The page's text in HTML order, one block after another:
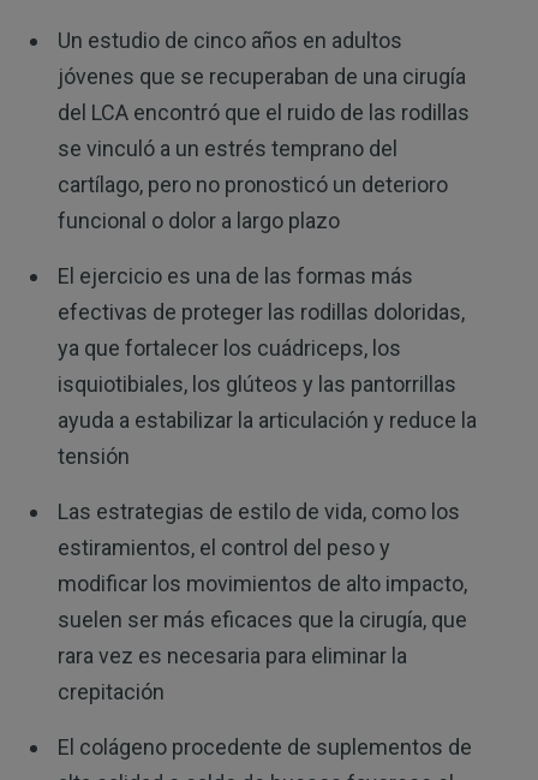
Un estudio de cinco años en adultos
jóvenes que se recuperaban de una cirugía
del LCA encontró que el ruido de las rodillas
se vinculó a un estrés temprano del
cartílago, pero no pronosticó un deterioro
funcional o dolor a largo plazo
El ejercicio es una de las formas más
efectivas de proteger las rodillas doloridas,
ya que fortalecer los cuádriceps, los
isquiotibiales, los glúteos y las pantorrillas
ayuda a estabilizar la articulación y reduce la
tensión
Las estrategias de estilo de vida, como los
estiramientos, el control del peso y
modificar los movimientos de alto impacto,
suelen ser más eficaces que la cirugía, que
rara vez es necesaria para eliminar la
crepitación
El colágeno procedente de suplementos de